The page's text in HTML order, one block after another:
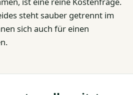
steht sauber getrennt im
sich auch für einen